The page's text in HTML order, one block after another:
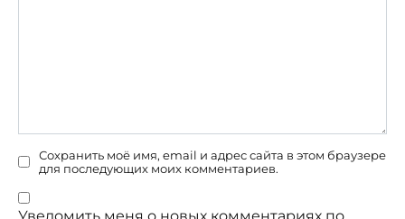
Сохранить моё имя, email и адрес сайта в этом браузере
для последующих моих комментариев.
Уведомить меня о новых комментариях по